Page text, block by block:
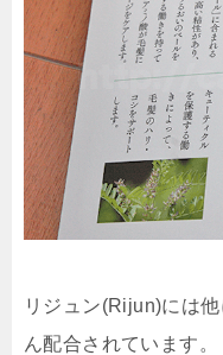
リジュン(Rijun)には
ん配合されています。